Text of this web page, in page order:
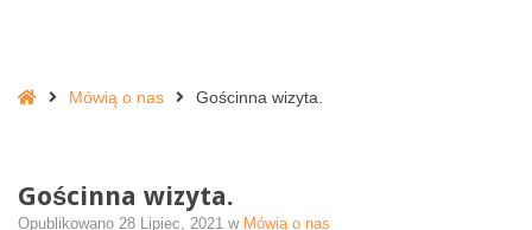
HomeMówią o nas Gościnna wizyta.
Gościnna wizyta.
Opublikowano 28 Lipiec, 2021 w Mówią o nas